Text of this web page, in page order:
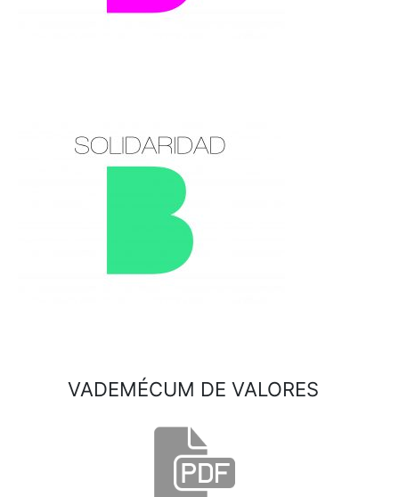
VADEMÉCUM DE VALORES